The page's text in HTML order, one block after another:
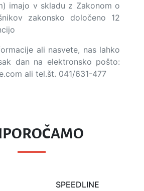
imajo v skladu z Zakonom o
zakonsko določeno 12
ali nasvete, nas lahko
dan na elektronsko pošto:
ali tel.št. 041/631-477
SPEEDLINE